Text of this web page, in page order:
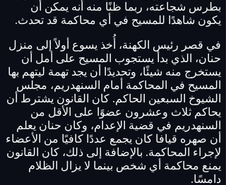
بطرس شجاعته، ربما ظنًا منه أنه يمكن أن
يكون شاهدًا للمسيح في أي محاكمة قد تحدث.
في قصر رئيس الكهنة، أُخذ يسوع أولاً إلى منزل
حنان، الذي بدأ يستجوب المسيح على أمل أن
يستخرج منه شيئًا، وتحديدًا أن يجد تهمة ليتهم بها
المسيح في المحاكمة أمام السنهدريم، مجلس
الشيوخ السبعين الحاكم. كان القانون يشترط أن
يحاكم ثلاث وعشرون عضوًا على الأقل من
السنهدريم في قضية الإعدام، وكان حنان يعلم
أن صهره قيافا كان يجمع عددًا كافيًا من الأعضاء
لإجراء المحاكمة. بالإضافة إلى ذلك، كان القانون
يمنع محاكمة أي شخص بينما لا يزال الظلام
دامسًا.